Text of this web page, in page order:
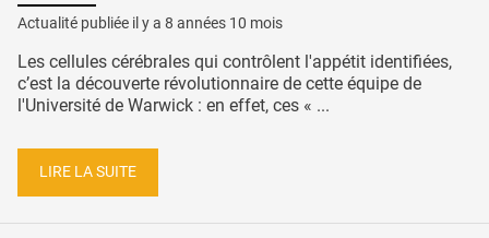
Actualité publiée il y a 8 années 10 mois
Les cellules cérébrales qui contrôlent l'appétit identifiées,
c’est la découverte révolutionnaire de cette équipe de
l'Université de Warwick : en effet, ces « ...
LIRE LA SUITE